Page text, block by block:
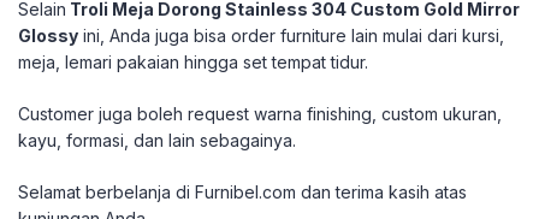
Selain Troli Meja Dorong Stainless 304 Custom Gold Mirror
Glossy ini, Anda juga bisa order furniture lain mulai dari kursi,
meja, lemari pakaian hingga set tempat tidur.
Customer juga boleh request warna finishing, custom ukuran,
kayu, formasi, dan lain sebagainya.
Selamat berbelanja di Furnibel.com dan terima kasih atas